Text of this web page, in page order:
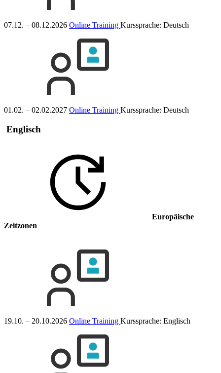
07.12. – 08.12.2026 Online Training Kurssprache: Deutsch
01.02. – 02.02.2027 Online Training Kurssprache: Deutsch
Englisch
Europäische
Zeitzonen
19.10. – 20.10.2026 Online Training Kurssprache: Englisch